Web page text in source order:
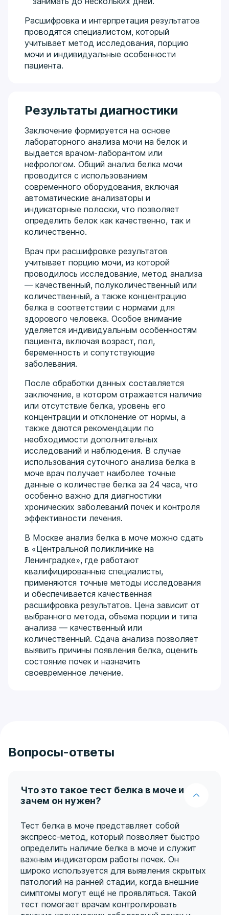
Расшифровка и интерпретация результатов
проводятся специалистом, который
учитывает метод исследования, порцию
мочи и индивидуальные особенности
пациента.
Результаты диагностики
Заключение формируется на основе
лабораторного анализа мочи на белок и
выдается врачом-лаборантом или
нефрологом. Общий анализ белка мочи
проводится с использованием
современного оборудования, включая
автоматические анализаторы и
индикаторные полоски, что позволяет
определить белок как качественно, так и
количественно.
Врач при расшифровке результатов
учитывает порцию мочи, из которой
проводилось исследование, метод анализа
— качественный, полуколичественный или
количественный, а также концентрацию
белка в соответствии с нормами для
здорового человека. Особое внимание
уделяется индивидуальным особенностям
пациента, включая возраст, пол,
беременность и сопутствующие
заболевания.
После обработки данных составляется
заключение, в котором отражается наличие
или отсутствие белка, уровень его
концентрации и отклонение от нормы, а
также даются рекомендации по
необходимости дополнительных
исследований и наблюдения. В случае
использования суточного анализа белка в
моче врач получает наиболее точные
данные о количестве белка за 24 часа, что
особенно важно для диагностики
хронических заболеваний почек и контроля
эффективности лечения.
В Москве анализ белка в моче можно сдать
в «Центральной поликлинике на
Ленинградке», где работают
квалифицированные специалисты,
применяются точные методы исследования
и обеспечивается качественная
расшифровка результатов. Цена зависит от
выбранного метода, объема порции и типа
анализа — качественный или
количественный. Сдача анализа позволяет
выявить причины появления белка, оценить
состояние почек и назначить
своевременное лечение.
Вопросы-ответы
Что это такое тест белка в моче и
зачем он нужен?
Тест белка в моче представляет собой
экспресс-метод, который позволяет быстро
определить наличие белка в моче и служит
важным индикатором работы почек. Он
широко используется для выявления скрытых
патологий на ранней стадии, когда внешние
симптомы могут ещё не проявляться. Такой
тест помогает врачам контролировать